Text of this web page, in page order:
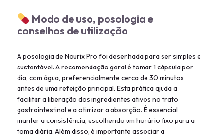
Modo de uso, posologia e
conselhos de utilização
A posologia de Nourix Pro foi desenhada para ser simples e
sustentável. A recomendação geral é tomar 1 cápsula por
dia, com água, preferencialmente cerca de 30 minutos
antes de uma refeição principal. Esta prática ajuda a
facilitar a liberação dos ingredientes ativos no trato
gastrointestinal e a otimizar a absorção. É essencial
manter a consistência, escolhendo um horário fixo para a
toma diária. Além disso, é importante associar a